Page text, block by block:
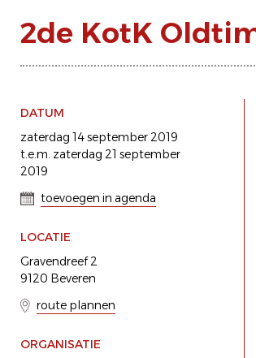
2de KotK
DATUM
zaterdag 14 september 2019
t.e.m. zaterdag 21 september
2019
toevoegen in agenda
LOCATIE
Gravendreef 2
9120 Beveren
route plannen
ORGANISATIE